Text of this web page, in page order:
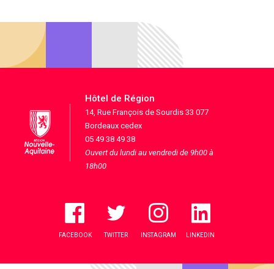
Hôtel de Région
14, Rue François de Sourdis 33 077
Bordeaux cedex
05 49 38 49 38
Ouvert du lundi au vendredi de 9h00 à
18h00
FACEBOOK TWITTER INSTAGRAM LINKEDIN